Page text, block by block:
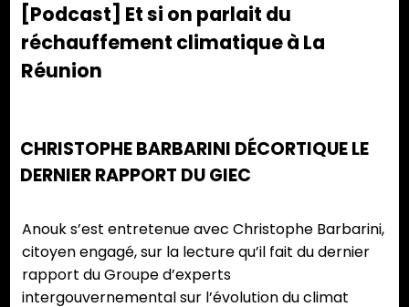
[Podcast] Et si on parlait du
réchauffement climatique à La
Réunion
CHRISTOPHE BARBARINI DÉCORTIQUE LE
DERNIER RAPPORT DU GIEC
Anouk s’est entretenue avec Christophe Barbarini,
citoyen engagé, sur la lecture qu’il fait du dernier
rapport du Groupe d’experts
intergouvernemental sur l’évolution du climat